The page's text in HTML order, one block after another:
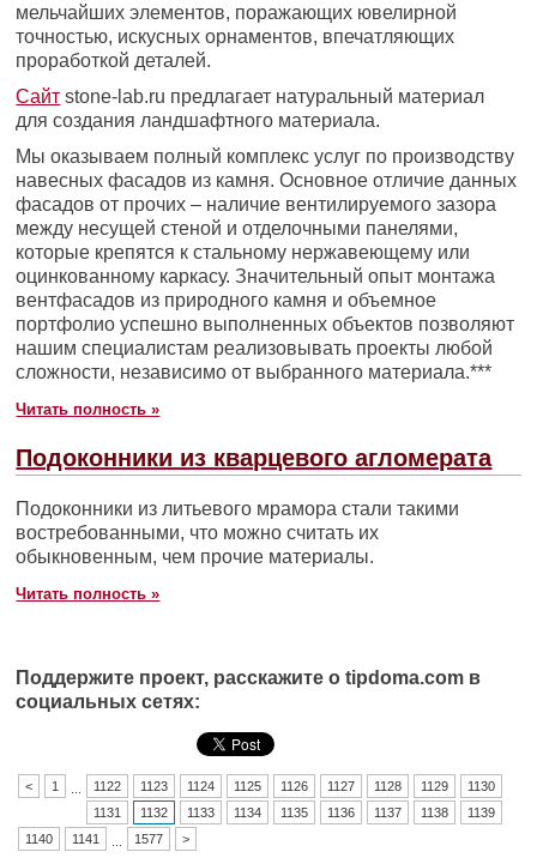
мельчайших элементов, поражающих ювелирной
точностью, искусных орнаментов, впечатляющих
проработкой деталей.
Сайт stone-lab.ru предлагает натуральный материал
для создания ландшафтного материала.
Мы оказываем полный комплекс услуг по производству
навесных фасадов из камня. Основное отличие данных
фасадов от прочих – наличие вентилируемого зазора
между несущей стеной и отделочными панелями,
которые крепятся к стальному нержавеющему или
оцинкованному каркасу. Значительный опыт монтажа
вентфасадов из природного камня и объемное
портфолио успешно выполненных объектов позволяют
нашим специалистам реализовывать проекты любой
сложности, независимо от выбранного материала.***
Читать полность »
Подоконники из кварцевого агломерата
Подоконники из литьевого мрамора стали такими
востребованными, что можно считать их
обыкновенным, чем прочие материалы.
Читать полность »
Поддержите проект, расскажите о tipdoma.com в
социальных сетях:
< 1 1122 1123 1124 1125 1126 1127 1128 1129
1130
1131
1132 1133 1134 1135 1136 1137 1138
1139
1140
1141 1577 >